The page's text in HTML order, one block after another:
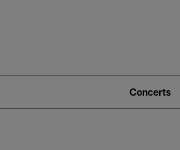
2)
Concerts